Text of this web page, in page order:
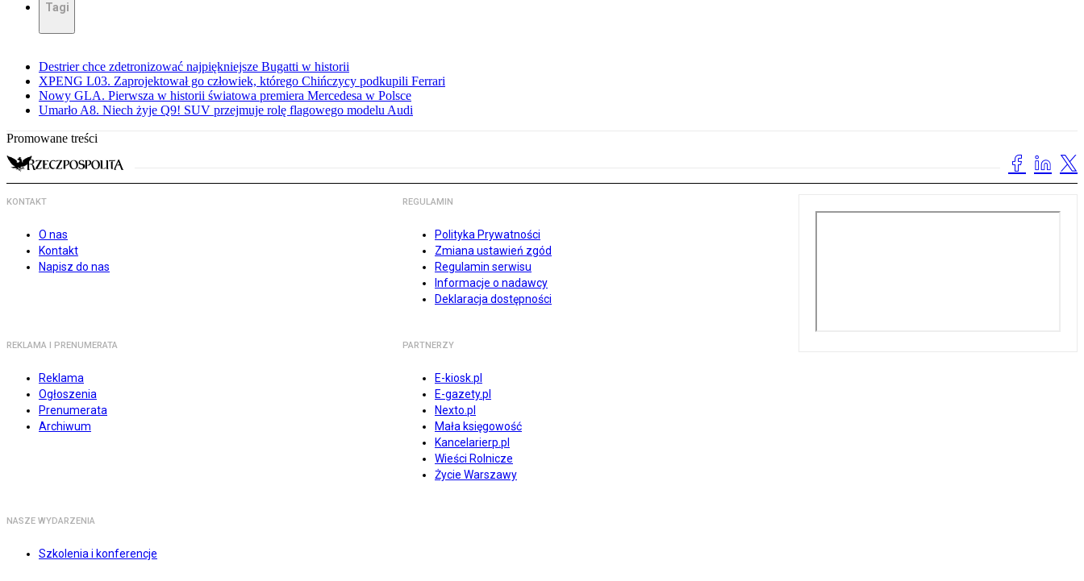
Tagi
Destrier chce zdetronizować najpiękniejsze Bugatti w historii
XPENG L03. Zaprojektował go człowiek, którego Chińczycy podkupili Ferrari
Nowy GLA. Pierwsza w historii światowa premiera Mercedesa w Polsce
Umarło A8. Niech żyje Q9! SUV przejmuje rolę flagowego modelu Audi
Promowane treści
KONTAKT
O nas
Kontakt
Napisz do nas
REGULAMIN
Polityka Prywatności
Zmiana ustawień zgód
Regulamin serwisu
Informacje o nadawcy
Deklaracja dostępności
REKLAMA I PRENUMERATA
Reklama
Ogłoszenia
Prenumerata
Archiwum
PARTNERZY
E-kiosk.pl
E-gazety.pl
Nexto.pl
Mała księgowość
Kancelarierp.pl
Wieści Rolnicze
Życie Warszawy
NASZE WYDARZENIA
Szkolenia i konferencje